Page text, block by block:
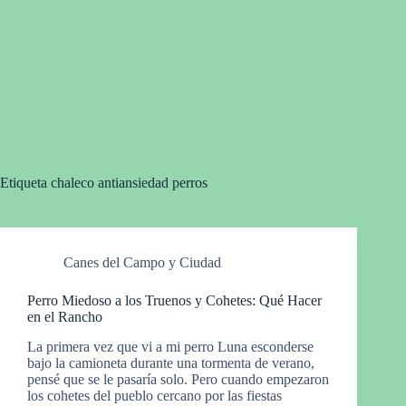
Etiqueta chaleco antiansiedad perros
Canes del Campo y Ciudad
Perro Miedoso a los Truenos y Cohetes: Qué Hacer
en el Rancho
La primera vez que vi a mi perro Luna esconderse
bajo la camioneta durante una tormenta de verano,
pensé que se le pasaría solo. Pero cuando empezaron
los cohetes del pueblo cercano por las fiestas